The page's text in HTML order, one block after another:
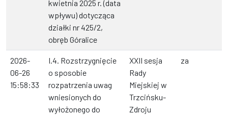
kwietnia 2025 r. (data
wpływu) dotycząca
działki nr 425/2,
obręb Góralice
2026-
06-26
15:58:33
I.4. Rozstrzygnięcie
o sposobie
rozpatrzenia uwag
wniesionych do
wyłożonego do
XXII sesja
Rady
Miejskiej w
Trzcińsku-
Zdroju
za